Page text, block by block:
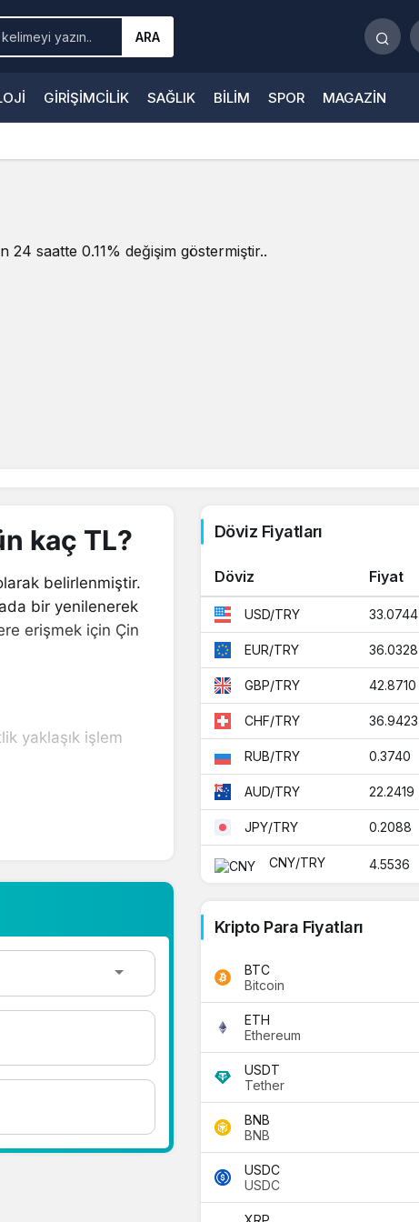
ARA
GIRIŞIMCILIK SAĞLIK BILIM SPOR MAGAZIN
24 saatte 0.11% değişim göstermiştir..
kaç TL?
belirlenmiştir.
bir yenilenerek
erişmek için Çin
yaklaşık işlem
kullanarak
Döviz Fiyatları
Döviz Fiyat
USD/TRY 33.0744
EUR/TRY 36.0328
GBP/TRY 42.8710
CHF/TRY 36.9423
RUB/TRY 0.3740
AUD/TRY 22.2419
JPY/TRY 0.2088
CNY/TRY 4.5536
Kripto Para Fiyatları
BTC
Bitcoin
ETH
Ethereum
USDT
Tether
BNB
BNB
USDC
USDC